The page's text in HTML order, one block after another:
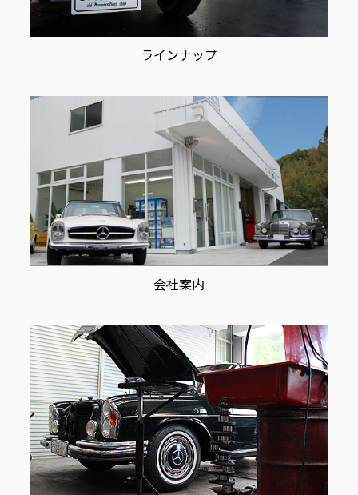
ラインナップ
会社案内